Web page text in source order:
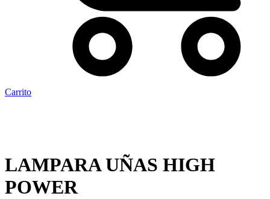
Carrito
LAMPARA UÑAS HIGH
POWER